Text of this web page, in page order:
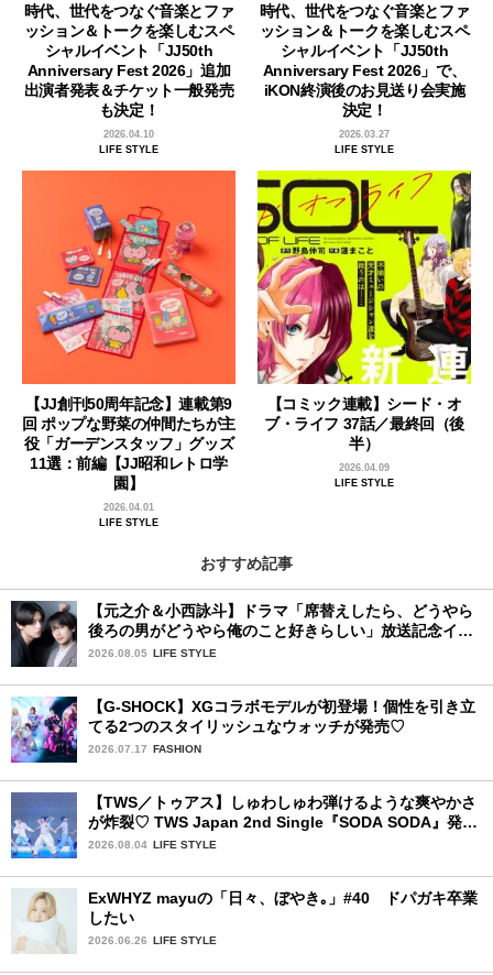
時代、世代をつなぐ音楽とファ
ッション＆トークを楽しむスペ
シャルイベント「JJ50th
Anniversary Fest 2026」追加
出演者発表＆チケット一般発売
も決定！
2026.04.10
LIFE STYLE
時代、世代をつなぐ音楽とファ
ッション＆トークを楽しむスペ
シャルイベント「JJ50th
Anniversary Fest 2026」で、
iKON終演後のお見送り会実施
決定！
2026.03.27
LIFE STYLE
【JJ創刊50周年記念】連載第9
回 ポップな野菜の仲間たちが主
役「ガーデンスタッフ」グッズ
11選：前編【JJ昭和レトロ学
園】
2026.04.01
LIFE STYLE
【コミック連載】シード・オ
ブ・ライフ 37話／最終回（後
半）
2026.04.09
LIFE STYLE
おすすめ記事
【元之介＆小西詠斗】ドラマ「席替えしたら、どうやら
後ろの男がどうやら俺のこと好きらしい」放送記念イン
タビュー♡ 「自然と詠斗くんが可愛く見えたんです」
2026.08.05 LIFE STYLE
【G-SHOCK】XGコラボモデルが初登場！個性を引き立
てる2つのスタイリッシュなウォッチが発売♡
2026.07.17 FASHION
【TWS／トゥアス】しゅわしゅわ弾けるような爽やかさ
が炸裂♡ TWS Japan 2nd Single『SODA SODA』発売
記念SPECIAL SHOWCASEを詳細レポ
2026.08.04 LIFE STYLE
ExWHYZ mayuの「日々、ぼやき｡」#40 ドパガキ卒業
したい
2026.06.26 LIFE STYLE